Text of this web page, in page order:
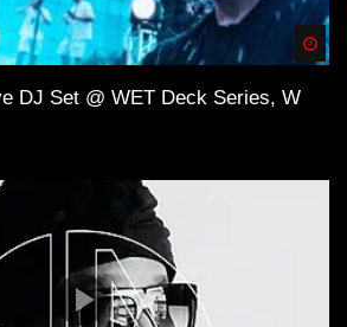
DJ Set @ WET Deck Series, W